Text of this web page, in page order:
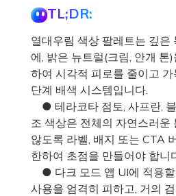
TL;DR:
열대우림 색상 팔레트는 깊은
에, 밝은 뉴트럴(크림, 안개 톤
하여 시각적 피로를 줄이고
단계 배색 시스템입니다.
● 테라코타 점토, 사프란,
조 색상은 전체의 자연스러운
않도록 라벨, 배지 또는 CTA
한하여 초점을 만들어야 합니
● 다크 모드 앱 UI에 적용할
사용을 엄격히 피하고, 거의